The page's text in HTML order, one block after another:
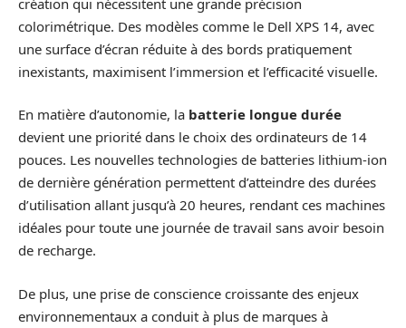
colorimétrique. Des modèles comme le Dell XPS 14, avec
une surface d’écran réduite à des bords pratiquement
inexistants, maximisent l’immersion et l’efficacité visuelle.
En matière d’autonomie, la batterie longue durée
devient une priorité dans le choix des ordinateurs de 14
pouces. Les nouvelles technologies de batteries lithium-ion
de dernière génération permettent d’atteindre des durées
d’utilisation allant jusqu’à 20 heures, rendant ces machines
idéales pour toute une journée de travail sans avoir besoin
de recharge.
De plus, une prise de conscience croissante des enjeux
environnementaux a conduit à plus de marques à